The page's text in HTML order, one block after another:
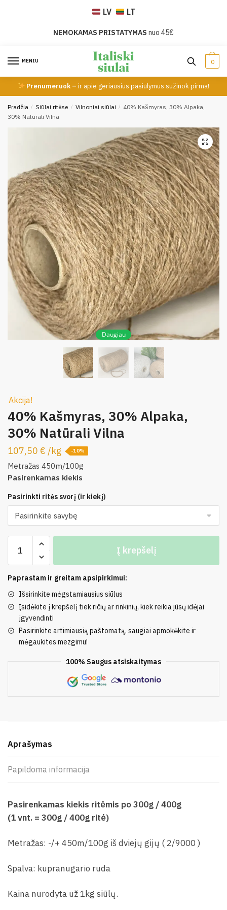
LV LT
NEMOKAMAS PRISTATYMAS nuo 45€
MENIU 0
Prenumeruok –ir apie geriausius pasiūlymus sužinok pirma!
Pradžia / Siūlai ritėse / Vilnoniai siūlai / 40% Kašmyras, 30% Alpaka,
30% Natūrali Vilna
Daugiau
Akcija!
40% Kašmyras, 30% Alpaka,
30% Natūrali Vilna
107,50 € /kg -10%
Metražas 450m/100g
Pasirenkamas kiekis
Pasirinkti ritės svorį (ir kiekį)
kiekis:
40%
Kašmyras,
30%
Alpaka,
30%
Natūrali
Vilna
Į krepšelį
Paprastam ir greitam apsipirkimui:
Išsirinkite mėgstamiausius siūlus
Įsidėkite į krepšelį tiek ričių ar rinkinių, kiek reikia jūsų idėjai
įgyvendinti
Pasirinkite artimiausią paštomatą, saugiai apmokėkite ir
mėgaukites mezgimu!
100% Saugus atsiskaitymas
Aprašymas
Papildoma informacija
Pasirenkamas kiekis ritėmis po 300g / 400g
(1 vnt. = 300g / 400g ritė)
Metražas: -/+ 450m/100g iš dviejų gijų ( 2/9000 )
Spalva: kupranugario ruda
Kaina nurodyta už 1kg siūlų.